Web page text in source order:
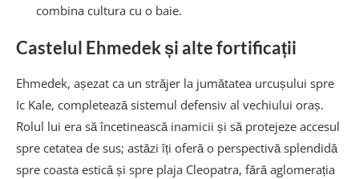
combina cultura cu o baie.
Castelul Ehmedek și alte fortificații
Ehmedek, așezat ca un străjer la jumătatea urcușului spre
Ic Kale, completează sistemul defensiv al vechiului oraș.
Rolul lui era să încetinească inamicii și să protejeze accesul
spre cetatea de sus; astăzi îți oferă o perspectivă splendidă
spre coasta estică și spre plaja Cleopatra, fără aglomerația